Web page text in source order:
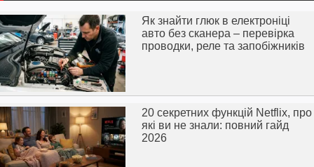
Як знайти глюк в електроніці
авто без сканера – перевірка
проводки, реле та запобіжників
20 секретних функцій Netflix, про
які ви не знали: повний гайд
2026